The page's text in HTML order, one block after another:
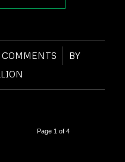
/
BY
Page 1 of 4